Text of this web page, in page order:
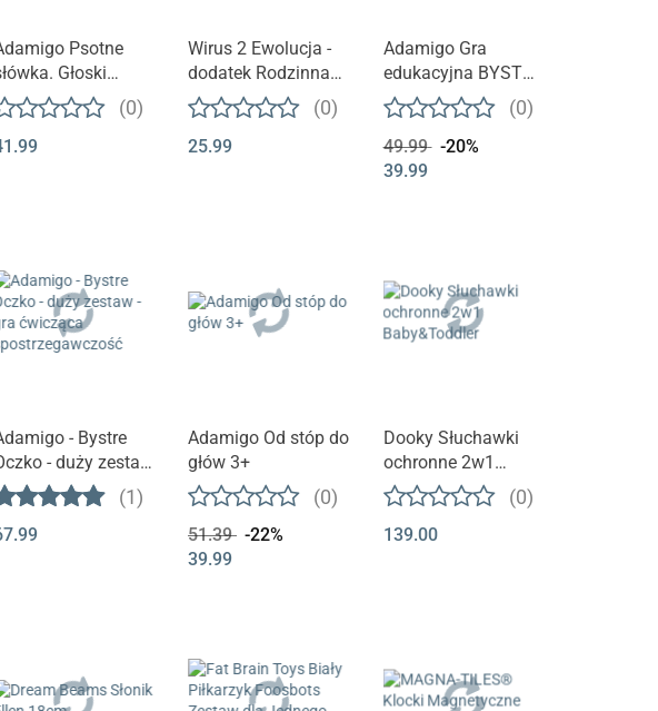
Psotne
Głoski
szumiące wiek 5+(0)
Wirus 2 Ewolucja -
dodatek Rodzinna
Gra Karciana
MUDUKO
(0)
25.99
Adamigo Gra
edukacyjna BYSTRE
OCZKO + Kuferek 3+
(0)
49.99
-20%
39.99
- Bystre
- duży zestaw
- gra ćwicząca
(1)
Adamigo Od stóp do
głów 3+
(0)
51.39 -22%
39.99
Dooky Słuchawki
ochronne 2w1
Baby&Toddler
(0)
139.00